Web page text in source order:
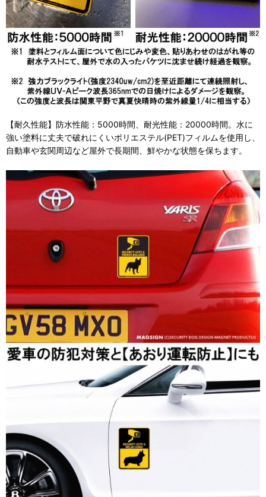
【耐久性能】防水性能：5000時間、耐光性能：20000時間。水に
強い塗料に丈夫で破れにくいポリエステル(PET)フィルムを使用し、
自動車や玄関周辺など屋外で長期間、鮮やかな状態を保ちます。